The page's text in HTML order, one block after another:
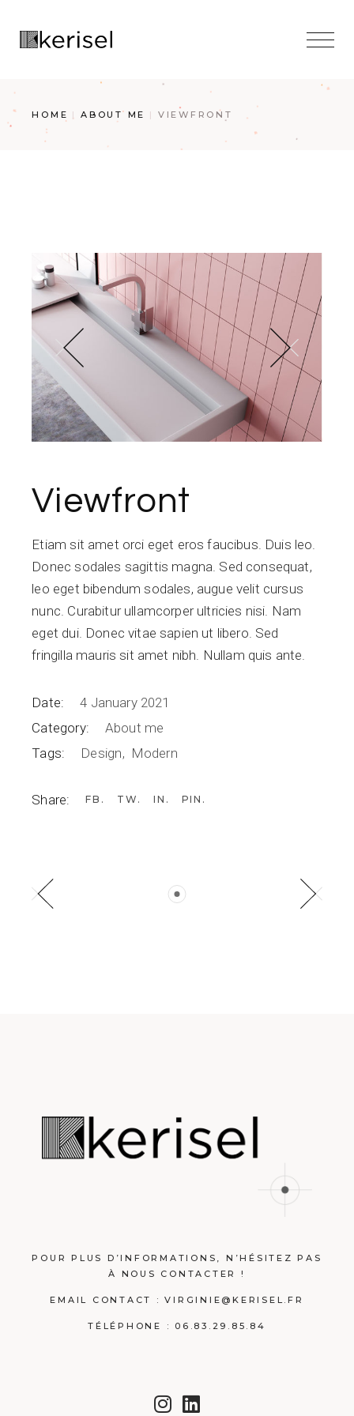
content
HOME ABOUT ME VIEWFRONT
Viewfront
Etiam sit amet orci eget eros faucibus. Duis leo.
Donec sodales sagittis magna. Sed consequat,
leo eget bibendum sodales, augue velit cursus
nunc. Curabitur ullamcorper ultricies nisi. Nam
eget dui. Donec vitae sapien ut libero. Sed
fringilla mauris sit amet nibh. Nullam quis ante.
Date:
4 January 2021
Category:
About me
Tags:
Design Modern
Share: FB TW IN PIN
POUR PLUS D’INFORMATIONS, N’HÉSITEZ PAS
À NOUS CONTACTER !
EMAIL CONTACT :VIRGINIE@KERISEL.FR
TÉLÉPHONE : 06.83.29.85.84